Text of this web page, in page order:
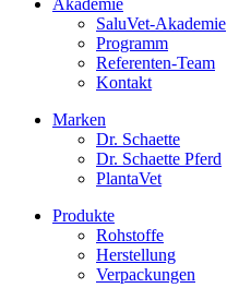
SaluVet-Akademie
Programm
Referenten-Team
Kontakt
Marken
Dr. Schaette
Dr. Schaette Pferd
PlantaVet
Produkte
Rohstoffe
Herstellung
Verpackungen